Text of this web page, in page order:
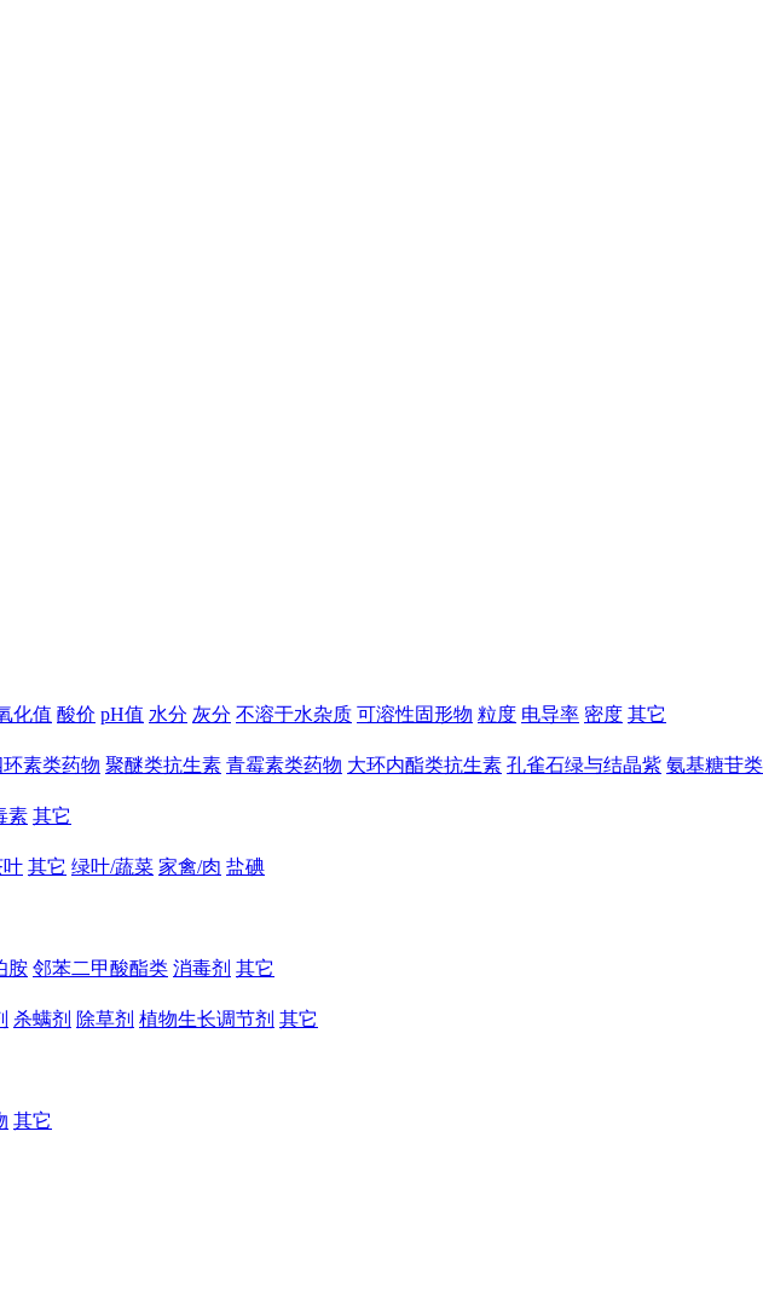
化值 酸价 pH值 水分 灰分 不溶于水杂质 可溶性固形物 粒度 电导率 密度 其它
环素类药物 聚醚类抗生素 青霉素类药物 大环内酯类抗生素 孔雀石绿与结晶紫 氨基糖苷
素 其它
叶 其它 绿叶/蔬菜 家禽/肉 盐碘
胺 邻苯二甲酸酯类 消毒剂 其它
杀螨剂 除草剂 植物生长调节剂 其它
其它